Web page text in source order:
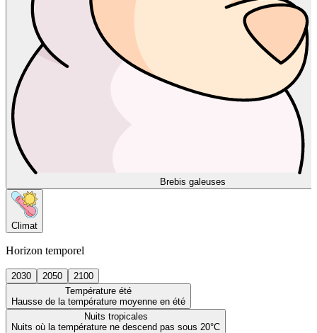
Brebis galeuses
Climat
Horizon temporel
2030 2050
2100
Température été
Hausse de la température moyenne en été
Nuits tropicales
Nuits où la température ne descend pas sous 20°C